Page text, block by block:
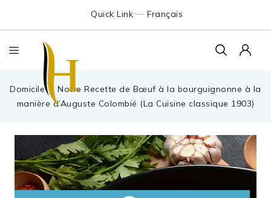
Français
Quick Link
Domicile
Notre Recette de Bœuf à la bourguignonne à la
manière d’Auguste Colombié (La Cuisine classique 1903)